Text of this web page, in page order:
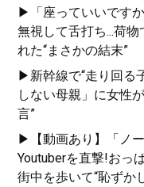
▶「座っていいです
無視して舌打ち...荷
れた“まさかの結末”
▶新幹線で“走り回る
しない母親」に女性
言”
▶【動画あり】「ノ
Youtuberを直撃!おっ
街中を歩いて“恥ずか